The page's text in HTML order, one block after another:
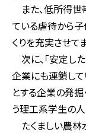
また、低所得世
ている虐待から
くりを充実させて
次に、「安定し
企業にも連鎖し
とする企業の発
う理工系学生の
たくましい農林